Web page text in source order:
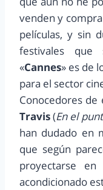
venden y
películas, y sin
festivales
«Cannes» es de
para el sector
Conocedores
Travis(En el
han dudado en
que según
proyectarse
acondicionado